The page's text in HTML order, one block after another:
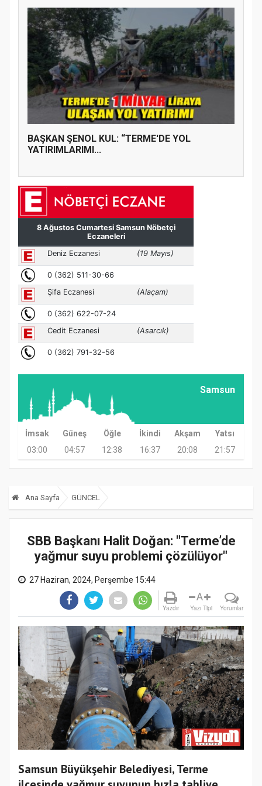
BAŞKAN ŞENOL KUL: “TERME'DE YOL
YATIRIMLARIMI...
Samsun
İmsak Güneş Öğle İkindi Akşam
Yatsı
03:00
04:57 12:38 16:37 20:08 21:57
Ana Sayfa GÜNCEL
SBB Başkanı Halit Doğan: "Terme’de
yağmur suyu problemi çözülüyor"
27 Haziran, 2024, Perşembe 15:44
Yazdır
A
Yazı Tipi Yorumlar
Samsun Büyükşehir Belediyesi, Terme